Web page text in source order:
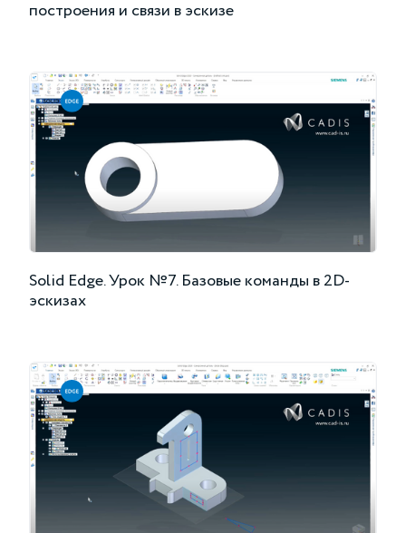
построения и связи в эскизе
Solid Edge. Урок №7. Базовые команды в 2D-
эскизах